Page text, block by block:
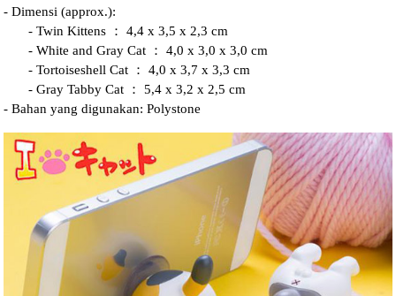
- Dimensi (approx.):
- Twin Kittens ： 4,4 x 3,5 x 2,3 cm
- White and Gray Cat ： 4,0 x 3,0 x 3,0 cm
- Tortoiseshell Cat ： 4,0 x 3,7 x 3,3 cm
- Gray Tabby Cat ： 5,4 x 3,2 x 2,5 cm
- Bahan yang digunakan: Polystone